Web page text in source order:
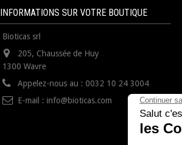
INFORMATIONS SUR VOTRE BOUTIQUE
Bioticas srl
205, Chaussée de Huy
1300 Wavre
Appelez-nous au : 0032 10 24 3004
E-mail : info@bioticas.com